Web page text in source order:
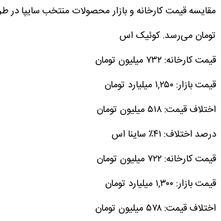
تومان می‌رسد.کوئیک اس
قیمت کارخانه: ۷۳۲ میلیون تومان
قیمت بازار: ۱,۲۵۰ میلیارد تومان
اختلاف قیمت: ۵۱۸ میلیون تومان
درصد اختلاف: ۴۱٪
ساینا اس
قیمت کارخانه: ۷۲۲ میلیون تومان
قیمت بازار: ۱,۳۰۰ میلیارد تومان
اختلاف قیمت: ۵۷۸ میلیون تومان